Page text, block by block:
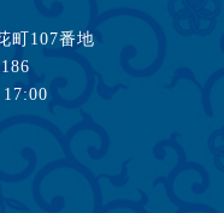
町107番地